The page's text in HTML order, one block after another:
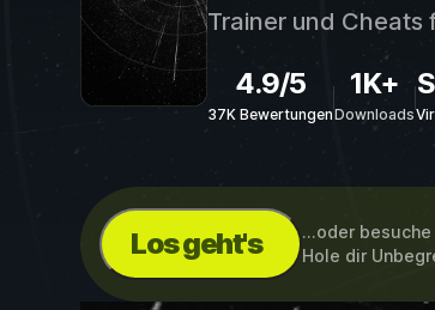
Trainer und Cheats
4.9/5
37K Bewertungen
1K+
Downloads
Los geht's ...oder
Hole dir